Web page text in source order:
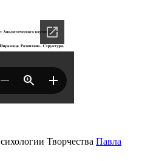
Творчества Павла